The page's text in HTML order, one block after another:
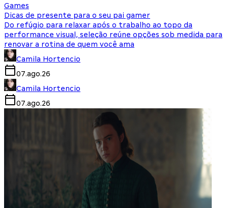
Games
Dicas de presente para o seu pai gamer
Do refúgio para relaxar após o trabalho ao topo da
performance visual, seleção reúne opções sob medida para
renovar a rotina de quem você ama
Camila Hortencio
07.ago.26
Camila Hortencio
07.ago.26